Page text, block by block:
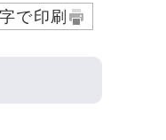
で印刷